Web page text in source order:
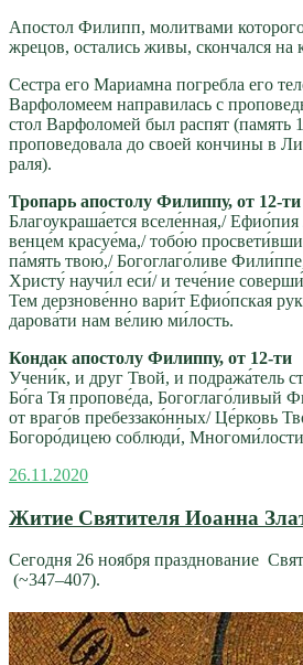
Апо­стол Филипп, мо­лит­ва­ми
жре­цов, оста­лись жи­вы, скон­чал­ся на
Сест­ра его Ма­ри­ам­на по­греб­ла его
Вар­фо­ло­ме­ем на­пра­ви­лась с
стол Вар­фо­ло­мей был рас­пят
про­по­ве­до­ва­ла до сво­ей кон­чи­ны в
ра­ля).
Тропарь апостолу Филиппу, от 12-ти
Благоукраша́ется вселе́нная,/ Ефио́пия
венце́м красуе́ма,/ тобо́ю
па́мять твою́,/ Богоглаго́ливе
Христу́ научи́л еси́/ и тече́ние
Тем дерзнове́нно вари́т Ефио́пская
дарова́ти нам ве́лию ми́лость.
Кондак апостолу Филиппу, от 12-ти
Учени́к, и друг Твой, и подража́тель
Бо́га Тя пропове́да, Богоглаго́ливый
от враго́в пребеззако́нных/ Це́рковь
Богоро́дицею соблюди́,
Опубликовано
26.11.2020
Житие Святителя Иоанна
Сегодня 26 ноября празднование
(~347–407).